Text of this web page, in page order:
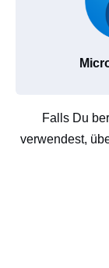
Falls Du
verwendest,